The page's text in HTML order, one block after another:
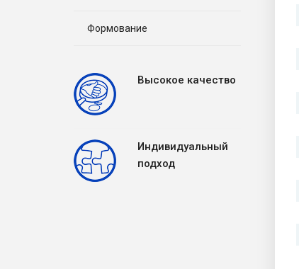
Формование
Высокое качество
Индивидуальный
подход